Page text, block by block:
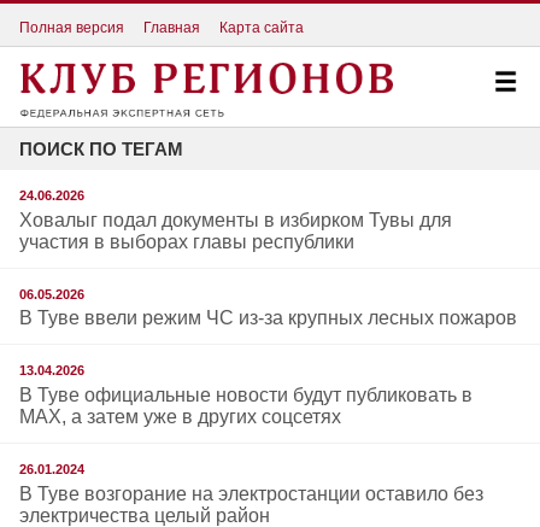
Полная версия Главная Карта сайта
ПОИСК ПО ТЕГАМ
24.06.2026
Ховалыг подал документы в избирком Тувы для
участия в выборах главы республики
06.05.2026
В Туве ввели режим ЧС из-за крупных лесных пожаров
13.04.2026
В Туве официальные новости будут публиковать в
МАХ, а затем уже в других соцсетях
26.01.2024
В Туве возгорание на электростанции оставило без
электричества целый район